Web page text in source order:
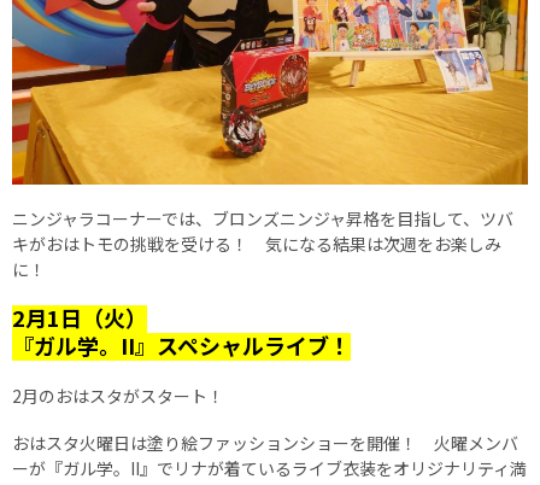
ニンジャラコーナーでは、ブロンズニンジャ昇格を目指して、ツバ
キがおはトモの挑戦を受ける！ 気になる結果は次週をお楽しみ
に！
2月1日（火）
『ガル学。II』スペシャルライブ！
2月のおはスタがスタート！
おはスタ火曜日は塗り絵ファッションショーを開催！ 火曜メンバ
ーが『ガル学。II』でリナが着ているライブ衣装をオリジナリティ満